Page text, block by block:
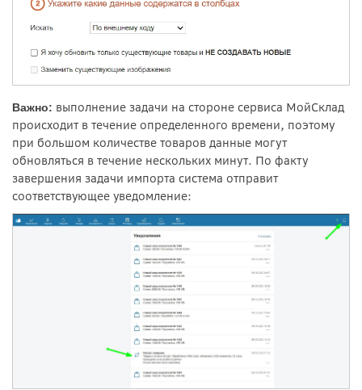
Важно: выполнение задачи на стороне сервиса МойСклад
происходит в течение определенного времени, поэтому
при большом количестве товаров данные могут
обновляться в течение нескольких минут. По факту
завершения задачи импорта система отправит
соответствующее уведомление: